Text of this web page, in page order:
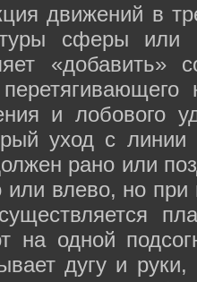
движений в
сферы или
«добавить»
и лобового
уход с
рано или
или влево, но
на одной
дугу и